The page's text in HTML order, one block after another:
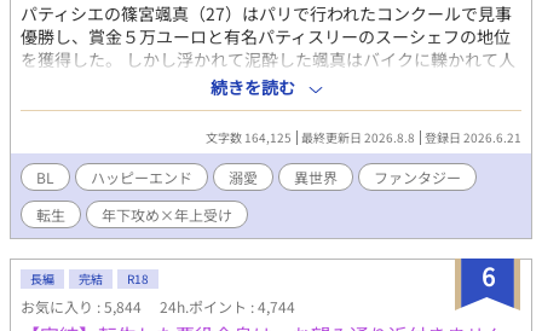
パティシエの篠宮颯真（27）はパリで行われたコンクールで見事
優勝し、賞金５万ユーロと有名パティスリーのスーシェフの地位
を獲得した。 しかし浮かれて泥酔した颯真はバイクに轢かれて人
生を終える。 目覚めた颯真は友人が激推ししていたBLゲームの世
界に転生していた！ だが悪役令息の弟――エリオット・ペンブル
ックに転生してしまったうえに、前世の記憶を取りもどしたのは
兄・ヴィクターが断罪され、伯爵家がボロボロになった直後。 兄
は幽閉、一家も財産や領地の没収され、さらに王侯貴族の証とも
いえる魔力も失ってしまう。 残されたのは名ばかりの家名と王都
の屋敷だけ。 前世の記憶が戻ったエリオットは、家族を支えるた
めに身分を隠して王都のティーハウスでパティシエとして働き始
めた。 ある日、エリオットは店の前で倒れそうになっていたルー
クという少年を助ける。 11年後。エリオットはティーハウスのオ
ーナーに、王都で開催されるコンクールへの出場を勧められる。
続きを読む
文字数 164,125 最終更新日 2026.8.8 登録日 2026.6.21
BL ハッピーエンド 溺愛 異世界
ファンタジー
転生
年下攻め×年上受け
6
長編 完結 R18
お気に入り : 5,844 24h.ポイント : 4,744